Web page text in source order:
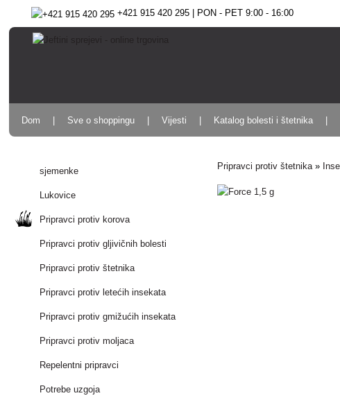
+421 915 420 295 | PON - PET 9:00 - 16:00
Dom Sve o shoppingu Vijesti Katalog bolesti i štetnika
sjemenke
Lukovice
Pripravci protiv korova
Pripravci protiv gljivičnih bolesti
Pripravci protiv štetnika
Pripravci protiv letećih insekata
Pripravci protiv gmižućih insekata
Pripravci protiv moljaca
Repelentni pripravci
Potrebe uzgoja
Pripravci protiv štetnika»